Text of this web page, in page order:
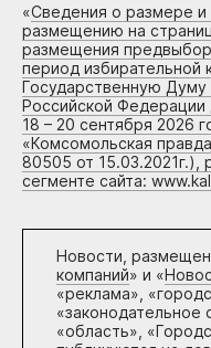
«Сведения о размере и
размещению на
размещения
период избирательной
Государственную
Российской Федерации
18 – 20 сентября 2026
«Комсомольская
80505 от 15.03.2021г.),
сегменте сайта:
Новости,
компаний» и «
«реклама»,
«законодательное
«область»,